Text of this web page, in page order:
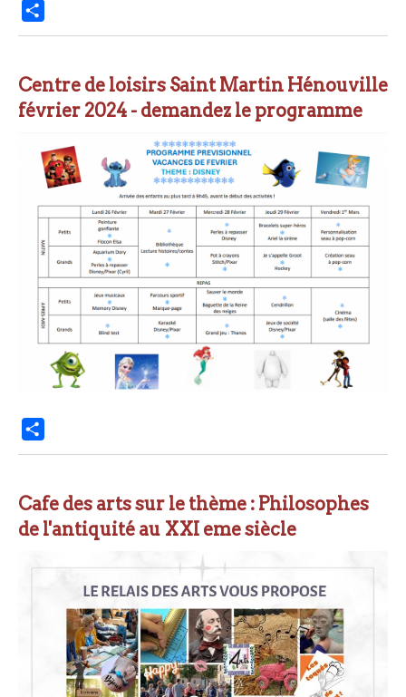
g
r
Centre de loisirs Saint Martin Hénouville
février 2024 - demandez le programme
t
a
g
Cafe des arts sur le thème : Philosophes
de l'antiquité au XXI eme siècle